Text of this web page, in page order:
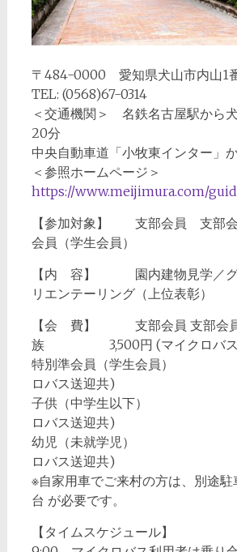
〒484-0000 愛知県犬山市内山1
TEL: (0568)67-0314
＜交通機関＞ 名鉄名古屋駅から
20分
中央自動車道「小牧東インター」
＜参照ホームページ＞
https://www.meijimura.com/
【参加対象】 支部会員 支部
会員（学生会員）
【内 容】 園内建物見学／グ
リエンテーリング（上位表彰）
【会 費】 支部会員 支部会
族 3,500円 (マイクロバス
特別準会員（学生会員）
ロバス送迎共)
子供（中学生以下）
ロバス送迎共)
幼児（未就学児） 無
ロバス送迎共)
※自家用車でご来村の方は、別途
台 が必要です。
【タイムスケジュール】